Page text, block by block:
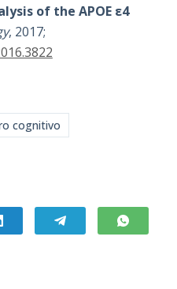
of the APOE ε4
, 2017;
cognitivo